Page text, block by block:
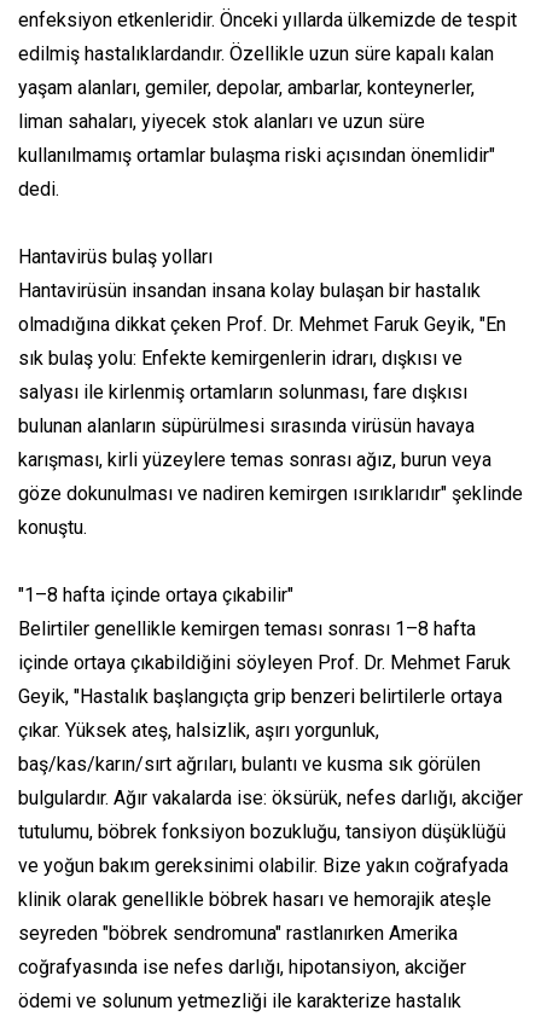
enfeksiyon etkenleridir. Önceki yıllarda ülkemizde de tespit
edilmiş hastalıklardandır. Özellikle uzun süre kapalı kalan
yaşam alanları, gemiler, depolar, ambarlar, konteynerler,
liman sahaları, yiyecek stok alanları ve uzun süre
kullanılmamış ortamlar bulaşma riski açısından önemlidir"
dedi.
Hantavirüs bulaş yolları
Hantavirüsün insandan insana kolay bulaşan bir hastalık
olmadığına dikkat çeken Prof. Dr. Mehmet Faruk Geyik, "En
sık bulaş yolu: Enfekte kemirgenlerin idrarı, dışkısı ve
salyası ile kirlenmiş ortamların solunması, fare dışkısı
bulunan alanların süpürülmesi sırasında virüsün havaya
karışması, kirli yüzeylere temas sonrası ağız, burun veya
göze dokunulması ve nadiren kemirgen ısırıklarıdır" şeklinde
konuştu.
"1–8 hafta içinde ortaya çıkabilir"
Belirtiler genellikle kemirgen teması sonrası 1–8 hafta
içinde ortaya çıkabildiğini söyleyen Prof. Dr. Mehmet Faruk
Geyik, "Hastalık başlangıçta grip benzeri belirtilerle ortaya
çıkar. Yüksek ateş, halsizlik, aşırı yorgunluk,
baş/kas/karın/sırt ağrıları, bulantı ve kusma sık görülen
bulgulardır. Ağır vakalarda ise: öksürük, nefes darlığı, akciğer
tutulumu, böbrek fonksiyon bozukluğu, tansiyon düşüklüğü
ve yoğun bakım gereksinimi olabilir. Bize yakın coğrafyada
klinik olarak genellikle böbrek hasarı ve hemorajik ateşle
seyreden "böbrek sendromuna" rastlanırken Amerika
coğrafyasında ise nefes darlığı, hipotansiyon, akciğer
ödemi ve solunum yetmezliği ile karakterize hastalık